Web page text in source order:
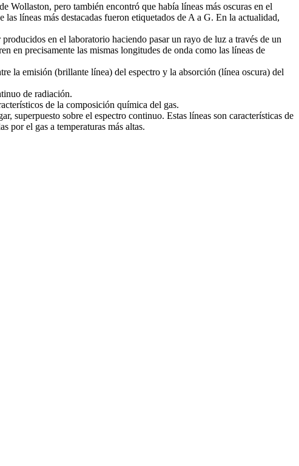
pero también encontró que había líneas más oscuras en el
líneas más destacadas fueron etiquetados de A a G. En la actualidad,
en el laboratorio haciendo pasar un rayo de luz a través de un
en precisamente las mismas longitudes de onda como las líneas de
la emisión (brillante línea) del espectro y la absorción (línea oscura) del
de radiación.
de la composición química del gas.
superpuesto sobre el espectro continuo. Estas líneas son características de
por el gas a temperaturas más altas.